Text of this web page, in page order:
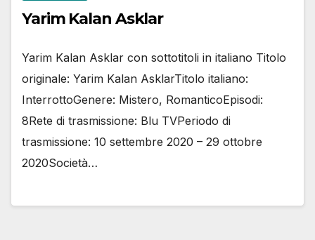
Yarim Kalan Asklar
Yarim Kalan Asklar con sottotitoli in italiano Titolo
originale: Yarim Kalan AsklarTitolo italiano:
InterrottoGenere: Mistero, RomanticoEpisodi:
8Rete di trasmissione: Blu TVPeriodo di
trasmissione: 10 settembre 2020 – 29 ottobre
2020Società…